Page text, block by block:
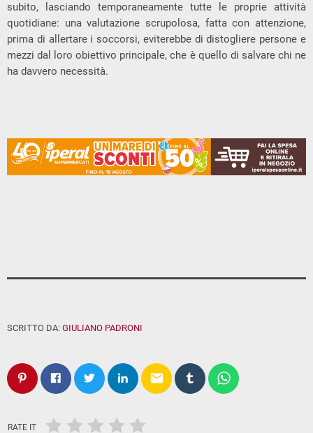
subito, lasciando temporaneamente tutte le proprie attività
quotidiane: una valutazione scrupolosa, fatta con attenzione,
prima di allertare i soccorsi, eviterebbe di distogliere persone e
mezzi dal loro obiettivo principale, che è quello di salvare chi ne
ha davvero necessità.
SCRITTO DA: GIULIANO PADRONI
email
RATE IT